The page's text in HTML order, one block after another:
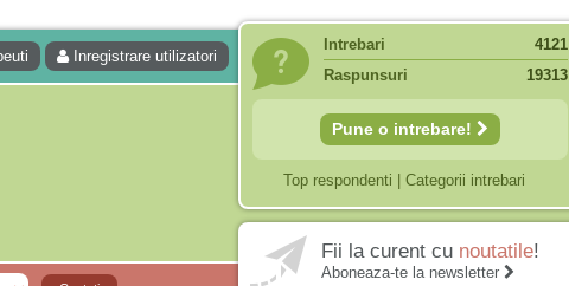
Inregistrare utilizatori
Intrebari
4121
Raspunsuri
19313
Pune o intrebare!
Top respondenti Categorii intrebari
Fii la curent cu noutatile!
Aboneaza-te la newsletter